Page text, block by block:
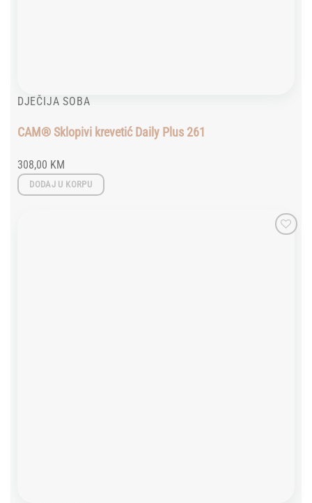
DJEČIJA SOBA
CAM® Sklopivi krevetić Daily Plus 261
308,00 KM
DODAJ U KORPU